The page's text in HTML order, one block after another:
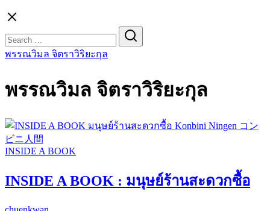
for:
พรรณวิมล จิตราวิริยะกุล
พรรณวิมล จิตราวิริยะกุล
INSIDE A BOOK
INSIDE A BOOK : มนุษย์ร้านสะดวกซื้อ